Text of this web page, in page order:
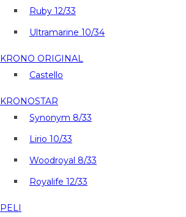
Ruby 12/33
Ultramarine 10/34
KRONO ORIGINAL
Castello
KRONOSTAR
Synonym 8/33
Lirio 10/33
Woodroyal 8/33
Royalife 12/33
PELI